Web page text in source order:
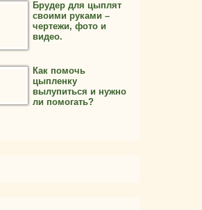
Брудер для цыплят
своими руками –
чертежи, фото и
видео.
Как помочь
цыпленку
вылупиться и нужно
ли помогать?